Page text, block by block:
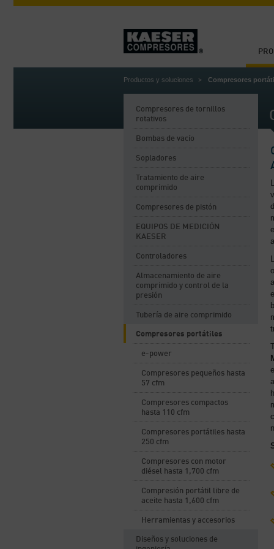
Productos y soluciones Compresores
Compresores de tornillos
rotativos
Bombas de vacío
Sopladores
Tratamiento de aire
comprimido
Compresores de pistón
EQUIPOS DE MEDICIÓN
KAESER
Controladores
Almacenamiento de aire
comprimido y control de la
presión
Tubería de aire comprimido
Compresores portátiles
e-power
Compresores pequeños hasta
57 cfm
Compresores compactos
hasta 110 cfm
Compresores portátiles hasta
250 cfm
Compresores con motor
diésel hasta 1,700 cfm
Compresión portátil libre de
aceite hasta 1,600 cfm
Herramientas y accesorios
Diseños y soluciones de